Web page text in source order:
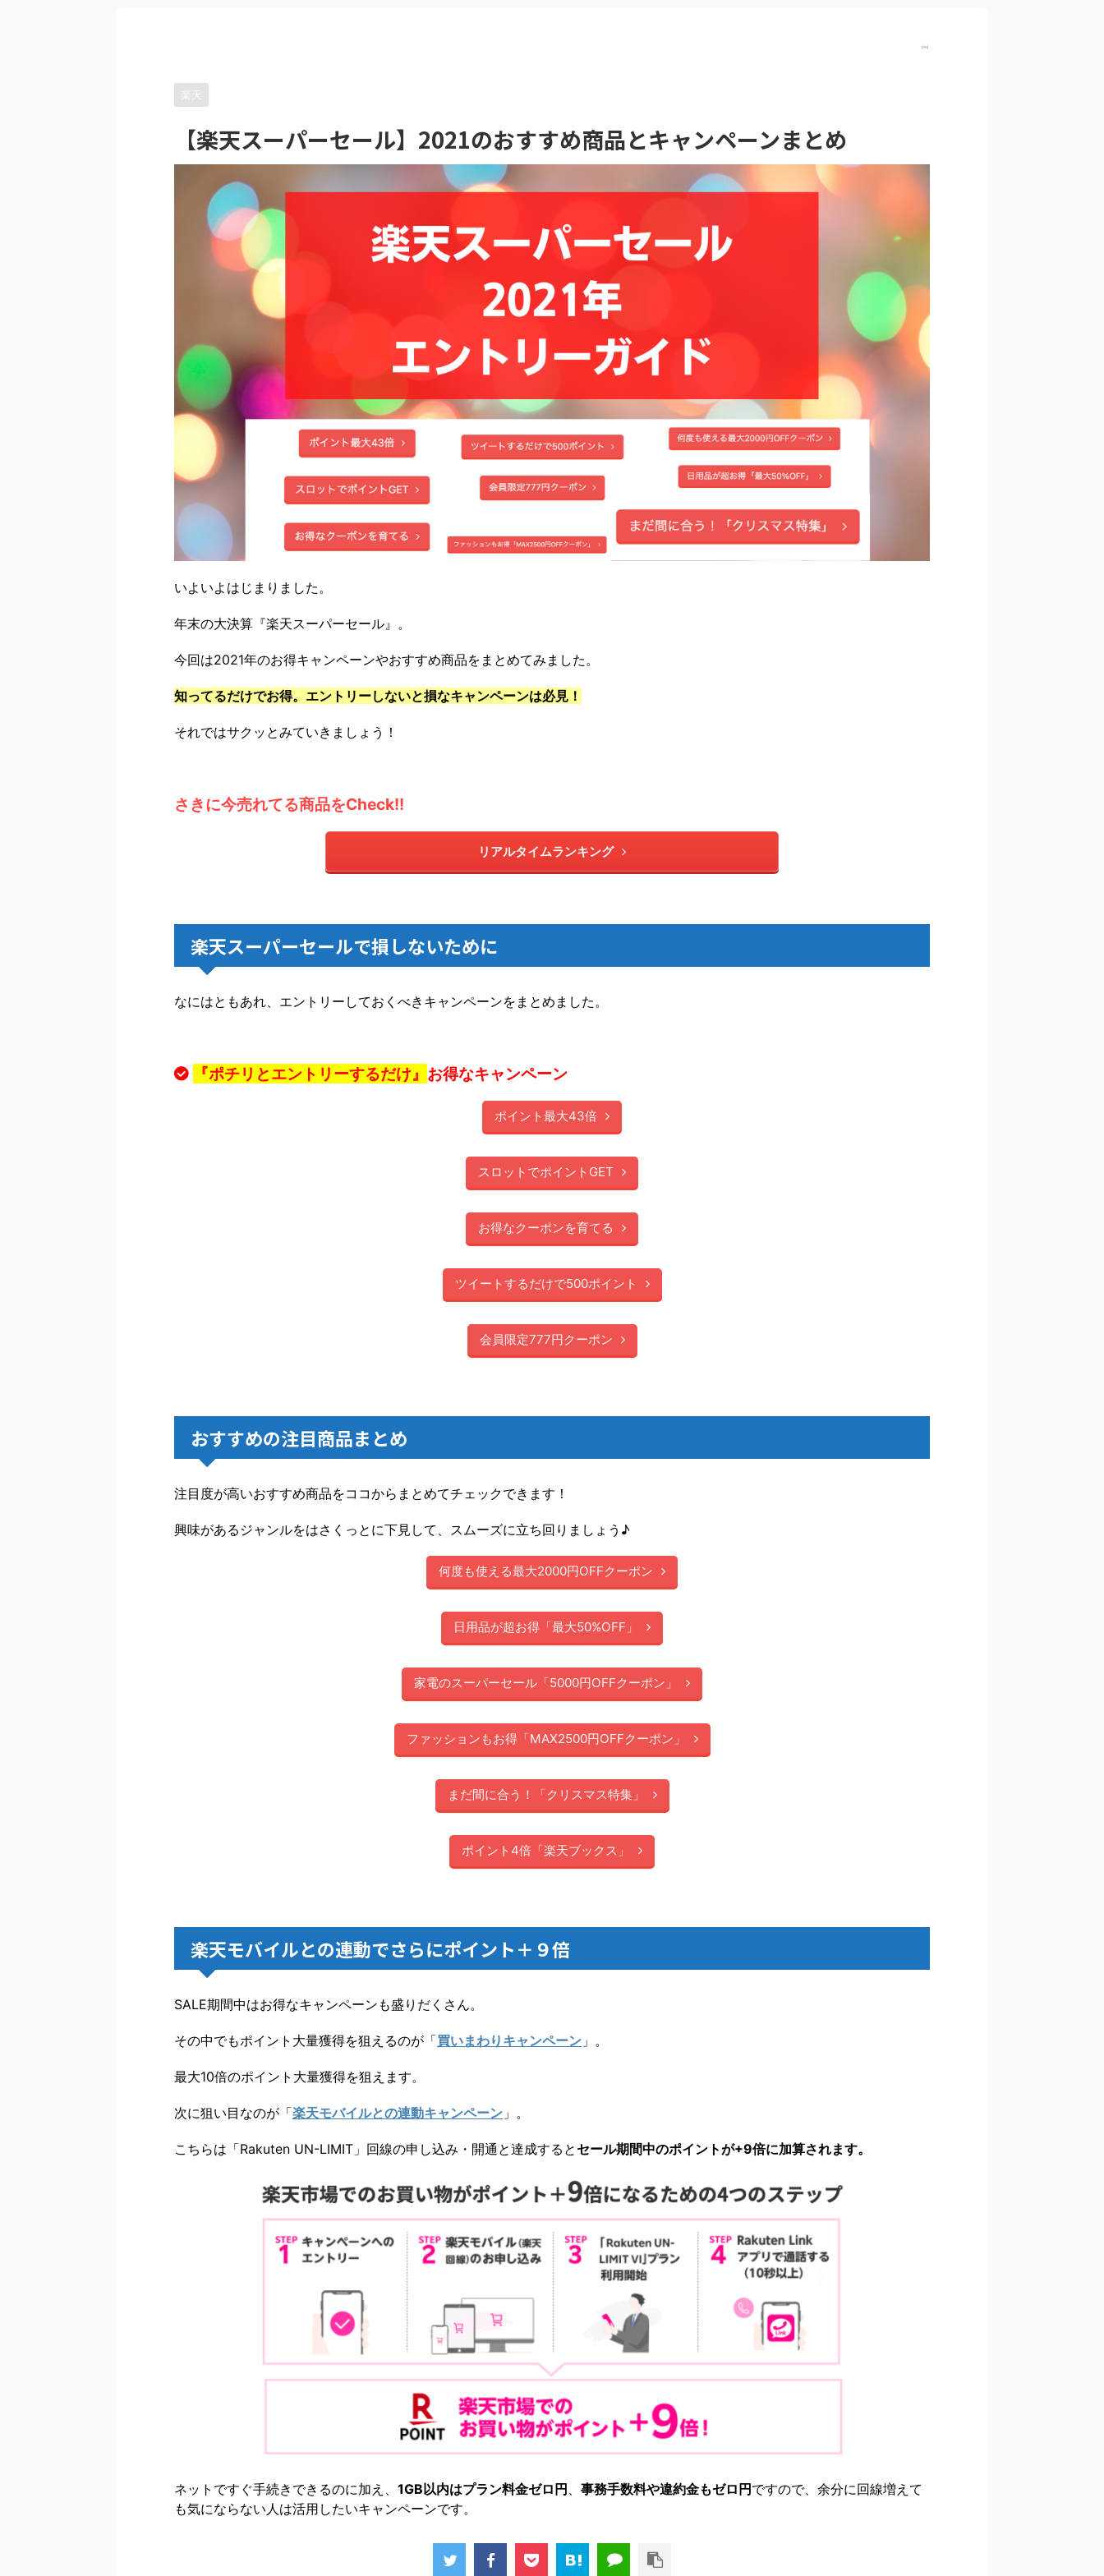
【PR】
楽天
【楽天スーパーセール】2021のおすすめ商品とキャンペーンまとめ
いよいよはじまりました。
年末の大決算『楽天スーパーセール』。
今回は2021年のお得キャンペーンやおすすめ商品をまとめてみました。
知ってるだけでお得。エントリーしないと損なキャンペーンは必見！
それではサクッとみていきましょう！
さきに今売れてる商品をCheck!!
リアルタイムランキング
楽天スーパーセールで損しないために
なにはともあれ、エントリーしておくべきキャンペーンをまとめました。
『ポチリとエントリーするだけ』 お得なキャンペーン
ポイント最大43倍
スロットでポイントGET
お得なクーポンを育てる
ツイートするだけで500ポイント
会員限定777円クーポン
おすすめの注目商品まとめ
注目度が高いおすすめ商品をココからまとめてチェックできます！
興味があるジャンルをはさくっとに下見して、スムーズに立ち回りましょう♪
何度も使える最大2000円OFFクーポン
日用品が超お得「最大50%OFF」
家電のスーパーセール「5000円OFFクーポン」
ファッションもお得「MAX2500円OFFクーポン」
まだ間に合う！「クリスマス特集」
ポイント4倍「楽天ブックス」
楽天モバイルとの連動でさらにポイント＋９倍
SALE期間中はお得なキャンペーンも盛りだくさん。
その中でもポイント大量獲得を狙えるのが「買いまわりキャンペーン 」。
最大10倍のポイント大量獲得を狙えます。
次に狙い目なのが「楽天モバイルとの連動キャンペーン 」。
こちらは「Rakuten UN-LIMIT」回線の申し込み・開通と達成すると セール期間中のポイントが+9倍に加算されます。
ネットですぐ手続きできるのに加え、 1GB以内はプラン料金ゼロ円 、 事務手数料や違約金もゼロ円 ですので、余分に回線増えて
も気にならない人は活用したいキャンペーンです。